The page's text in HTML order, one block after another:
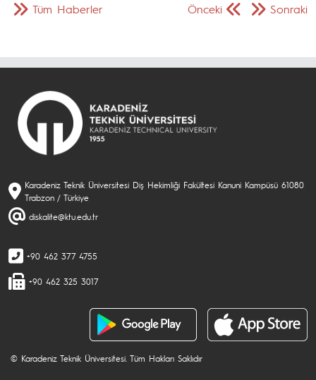
Önceki Sonraki
Tüm Haberler
Karadeniz Teknik Üniversitesi Diş Hekimliği Fakültesi Kanuni Kampüsü 61080
Trabzon / Türkiye
diskalite@ktu.edu.tr
+90 462 377 4755
+90 462 325 3017
© Karadeniz Teknik Üniversitesi. Tüm Hakları Saklıdır